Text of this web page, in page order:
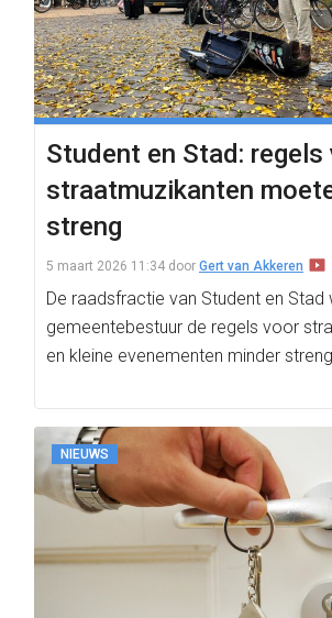
Student en Stad: regels
straatmuzikanten
streng
5 maart 2026 11:34 door Gert van Akkeren
De raadsfractie van Student en Stad
gemeentebestuur de regels voor
en kleine evenementen minder
NIEUWS